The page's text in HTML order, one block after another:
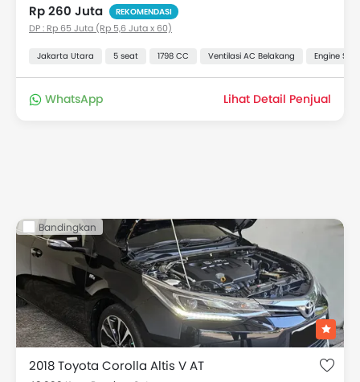
Rp 260 Juta REKOMENDASI
DP : Rp 65 Juta (Rp 5,6 Juta x 60)
Jakarta Utara 5 seat 1798 CC Ventilasi AC Belakang Engine
WhatsApp Lihat Detail Penjual
Bandingkan
2018 Toyota Corolla Altis V AT